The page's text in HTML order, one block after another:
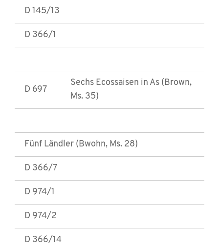
D 145/13
D 366/1
D 697
Sechs Ecossaisen in As (Brown,
Ms. 35)
Fünf Ländler (Bwohn, Ms. 28)
D 366/7
D 974/1
D 974/2
D 366/14